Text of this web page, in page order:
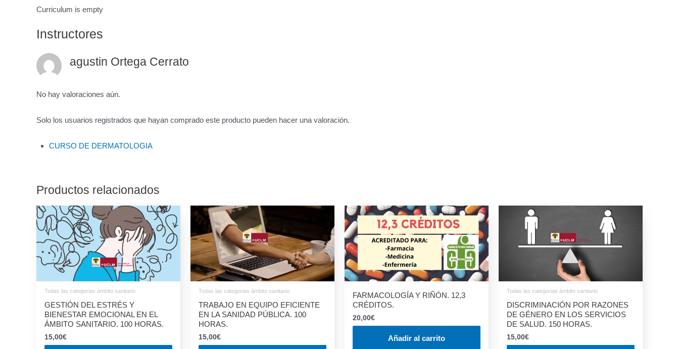
Curriculum is empty
Instructores
agustin Ortega Cerrato
No hay valoraciones aún.
Solo los usuarios registrados que hayan comprado este producto pueden hacer una valoración.
CURSO DE DERMATOLOGIA
Productos relacionados
Todas las categorias ámbito sanitario
GESTIÓN DEL ESTRÉS Y
BIENESTAR EMOCIONAL EN EL
ÁMBITO SANITARIO. 100 HORAS.
15,00€
Todas las categorias ámbito sanitario
TRABAJO EN EQUIPO EFICIENTE
EN LA SANIDAD PÚBLICA. 100
HORAS.
15,00€
FARMACOLOGÍA Y RIÑÓN. 12,3
CRÉDITOS.
20,00€
Añadir al carrito
Todas las categorias ámbito sanitario
DISCRIMINACIÓN POR RAZONES
DE GÉNERO EN LOS SERVICIOS
DE SALUD. 150 HORAS.
15,00€